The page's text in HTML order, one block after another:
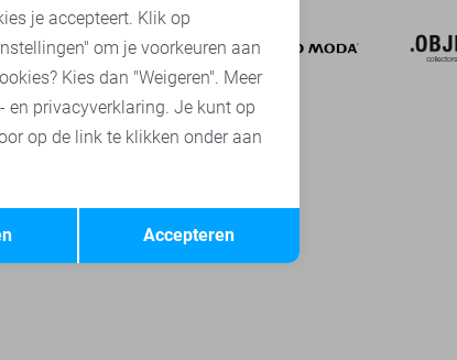
Opslaan
je accepteert. Klik op
om je voorkeuren aan
Kies dan "Weigeren". Meer
en privacyverklaring. Je kunt op
op de link te klikken onder aan
Accepteren